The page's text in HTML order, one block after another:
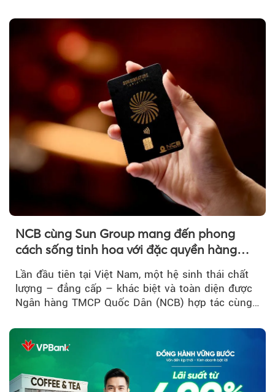
NCB cùng Sun Group mang đến phong
cách sống tinh hoa với đặc quyền hàng
đầu Việt Nam
Lần đầu tiên tại Việt Nam, một hệ sinh thái chất
lượng – đẳng cấp – khác biệt và toàn diện được
Ngân hàng TMCP Quốc Dân (NCB) hợp tác cùng